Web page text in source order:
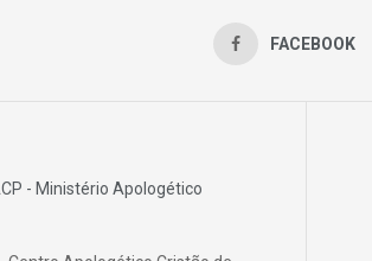
FACEBOOK